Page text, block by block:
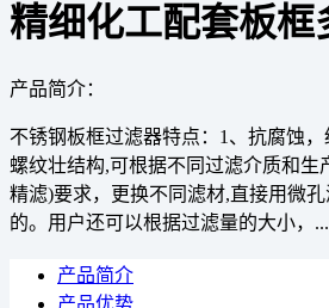
精细化工配套板框
产品简介：
不锈钢板框过滤器特点：1、抗腐蚀
螺纹壮结构,可根据不同过滤介质和生
精滤)要求，更换不同滤材,直接用微
的。用户还可以根据过滤量的大小，...
产品简介
产品优势